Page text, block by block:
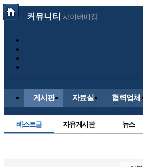
커뮤니티 사이버매장
게시판 자료실 협력업체
베스트글 자유게시판 뉴스
해외축구